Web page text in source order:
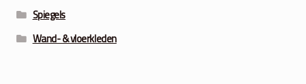
Spiegels
Wand- & vloerkleden